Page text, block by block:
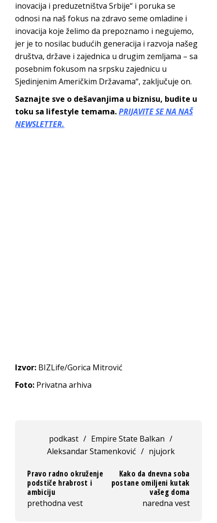
inovacija i preduzetništva Srbije“ i poruka se
odnosi na naš fokus na zdravo seme omladine i
inovacija koje želimo da prepoznamo i negujemo,
jer je to nosilac budućih generacija i razvoja našeg
društva, države i zajednica u drugim zemljama – sa
posebnim fokusom na srpsku zajednicu u
Sjedinjenim Američkim Državama“, zaključuje on.
Saznajte sve o dešavanjima u biznisu, budite u
toku sa lifestyle temama.PRIJAVITE SE NA NAŠ
NEWSLETTER.
Izvor: BIZLife/Gorica Mitrović
Foto: Privatna arhiva
podkast / Empire State Balkan /
Aleksandar Stamenković / njujork
Pravo radno okruženje
podstiče hrabrost i
ambiciju
prethodna vest
Kako da dnevna soba
postane omiljeni kutak
vašeg doma
naredna vest